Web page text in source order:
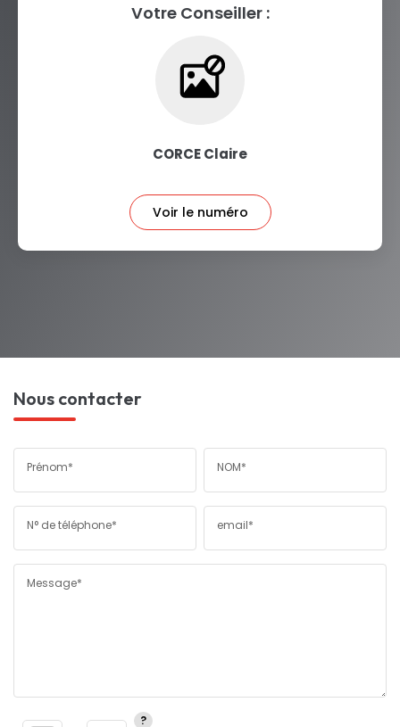
Votre Conseiller :
CORCE Claire
Voir le numéro
Nous contacter
Prénom* NOM*
N° de téléphone* email*
Message*